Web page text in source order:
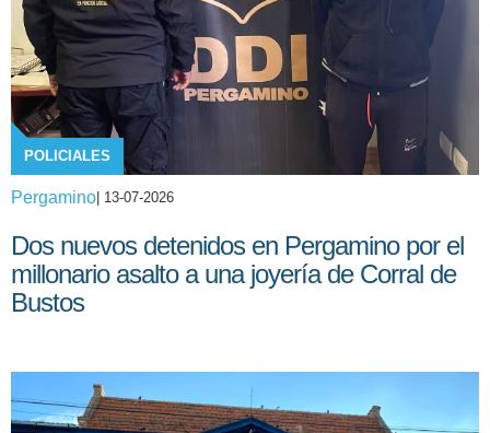
POLICIALES
Pergamino | 13-07-2026
Dos nuevos detenidos en Pergamino por el
millonario asalto a una joyería de Corral de
Bustos